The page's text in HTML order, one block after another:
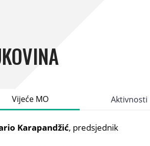
Vijeće MO Aktivnosti
Karapandžić, predsjednik